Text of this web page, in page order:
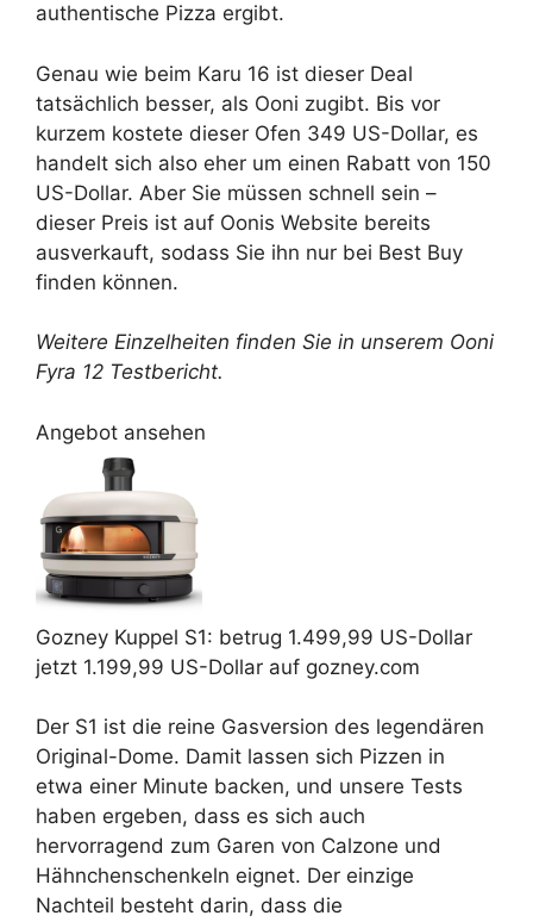
authentische Pizza ergibt.
Genau wie beim Karu 16 ist dieser Deal
tatsächlich besser, als Ooni zugibt. Bis vor
kurzem kostete dieser Ofen 349 US-Dollar, es
handelt sich also eher um einen Rabatt von 150
US-Dollar. Aber Sie müssen schnell sein –
dieser Preis ist auf Oonis Website bereits
ausverkauft, sodass Sie ihn nur bei Best Buy
finden können.
Weitere Einzelheiten finden Sie in unserem Ooni
Fyra 12 Testbericht.
Angebot ansehen
Gozney Kuppel S1: betrug 1.499,99 US-Dollar
jetzt 1.199,99 US-Dollar auf gozney.com
Der S1 ist die reine Gasversion des legendären
Original-Dome. Damit lassen sich Pizzen in
etwa einer Minute backen, und unsere Tests
haben ergeben, dass es sich auch
hervorragend zum Garen von Calzone und
Hähnchenschenkeln eignet. Der einzige
Nachteil besteht darin, dass die